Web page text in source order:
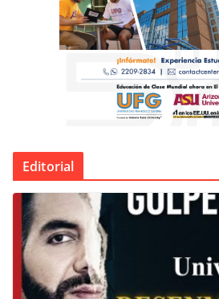
Editorial